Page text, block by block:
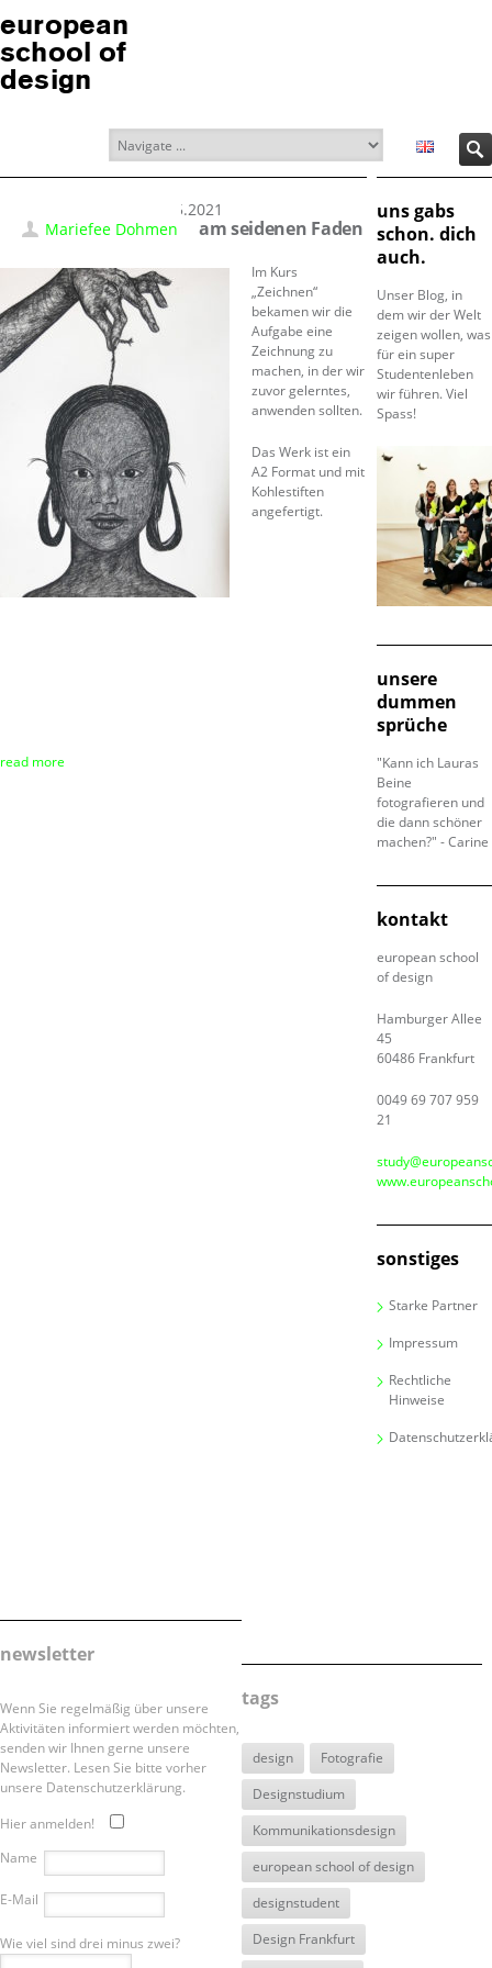
european
school of
design
31.05.2021
Mariefee Dohmen
am seidenen Faden
Im Kurs
„Zeichnen“
bekamen wir die
Aufgabe eine
Zeichnung zu
machen, in der wir
zuvor gelerntes,
anwenden sollten.
Das Werk ist ein
A2 Format und mit
Kohlestiften
angefertigt.
read more
uns gabs
schon. dich
auch.
Unser Blog, in
dem wir der Welt
zeigen wollen, was
für ein super
Studentenleben
wir führen. Viel
Spass!
unsere
dummen
sprüche
"Kann ich Lauras
Beine
fotografieren und
die dann schöner
machen?" - Carine
kontakt
european school
of design
Hamburger Allee
45
60486 Frankfurt
0049 69 707 959
21
sonstiges
Starke Partner
Impressum
Rechtliche
Hinweise
newsletter
Wenn Sie regelmäßig über unsere
Aktivitäten informiert werden möchten,
senden wir Ihnen gerne unsere
Newsletter. Lesen Sie bitte vorher
unsere Datenschutzerklärung.
Hier anmelden!
Name
E-Mail
Wie viel sind drei minus zwei?
tags
design
Fotografie
Designstudium
Kommunikationsdesign
european school of design
designstudent
Design Frankfurt